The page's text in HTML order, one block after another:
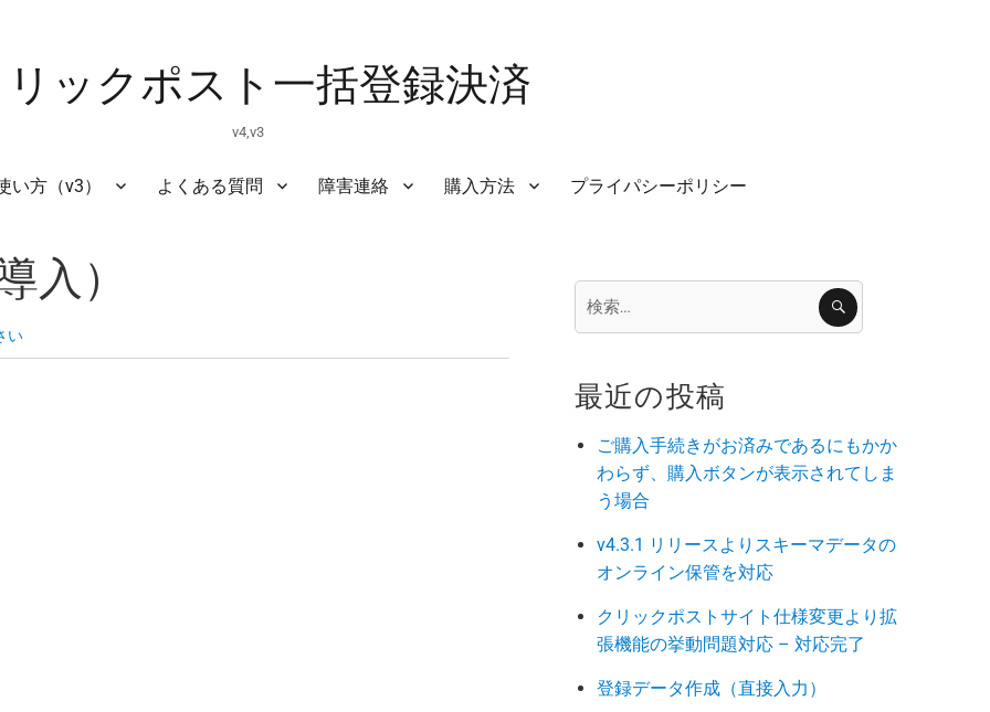
リックポスト一括登録決済
v4,v3
い方（v3） よくある質問 障害連絡 購入方法 プライパシーポリシー
入）
い
索:
索
最近の投稿
ご購入手続きがお済みであるにもかか
わらず、購入ボタンが表示されてしま
う場合
v4.3.1 リリースよりスキーマデータの
オンライン保管を対応
クリックポストサイト仕様変更より拡
張機能の挙動問題対応 – 対応完了
登録データ作成（直接入力）